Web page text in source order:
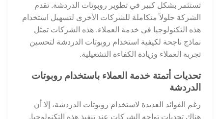
تستثمر بشكل كبير في تطوير روبوتات الدردشة. تقدم
الشركة حلولاً متكاملة للشركات الأخرى لتسهيل استخدام
هذه التكنولوجيا في خدمة العملاء. هذه الشركات تمثل
نماذج ناجحة لكيفية استخدام روبوتات الدردشة لتحسين
تجربة العملاء وزيادة الكفاءة التشغيلية.
تحديات أتمتة خدمة العملاء باستخدام روبوتات
الدردشة
رغم الفوائد العديدة لاستخدام روبوتات الدردشة، إلا أن
هناك تحديات تواجه الشركات عند تنفيذ هذه التكنولوجيا.